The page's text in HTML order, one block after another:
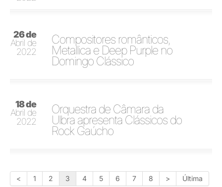
26 de
Abril de
2022
Compositores românticos,
Metallica e Deep Purple no
Domingo Clássico
18 de
Abril de
2022
Orquestra de Câmara da
Ulbra apresenta Clássicos do
Rock Gaúcho
< 1 2 3 4 5 6 7 8 > Última